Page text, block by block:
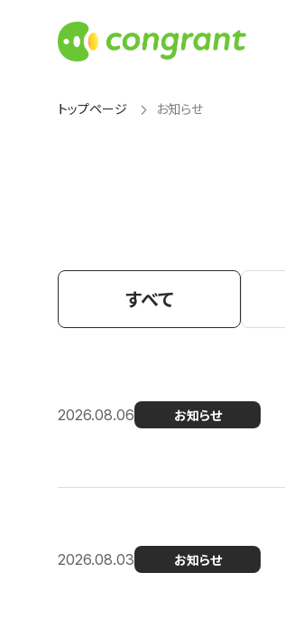
トップページ お知らせ
すべて
2026.08.06 お知らせ
2026.08.03 お知らせ